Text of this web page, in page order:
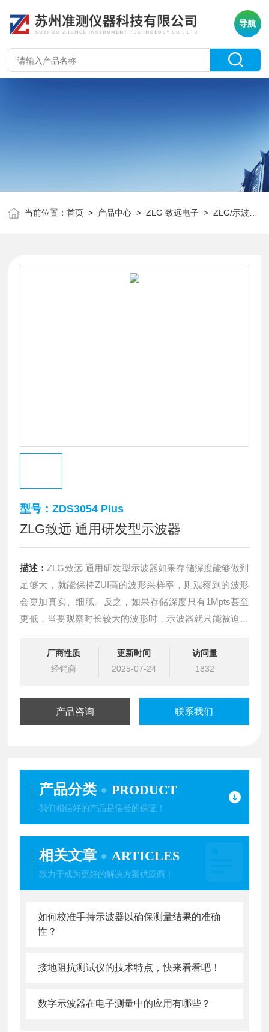
导航
当前位置：首页 > 产品中心 >ZLG 致远电子 >ZLG/示波器
型号：ZDS3054 Plus
ZLG致远 通用研发型示波器
描述：ZLG致远 通用研发型示波器如果存储深度能够做到
足够大，就能保持ZUI高的波形采样率，则观察到的波形
会更加真实、细腻。反之，如果存储深度只有1Mpts甚至
更低，当要观察时长较大的波形时，示波器就只能被迫降
厂商性质
经销商
更新时间
2025-07-24
访问量
1832
产品咨询 联系我们
产品分类 PRODUCT
我们相信好的产品是信誉的保证！
相关文章 ARTICLES
致力于成为更好的解决方案供应商！
如何校准手持示波器以确保测量结果的准确
性？
接地阻抗测试仪的技术特点，快来看看吧！
数字示波器在电子测量中的应用有哪些？